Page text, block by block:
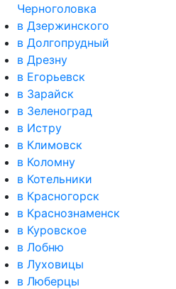
Черноголовка
в Дзержинского
в Долгопрудный
в Дрезну
в Егорьевск
в Зарайск
в Зеленоград
в Истру
в Климовск
в Коломну
в Котельники
в Красногорск
в Краснознаменск
в Куровское
в Лобню
в Луховицы
в Люберцы